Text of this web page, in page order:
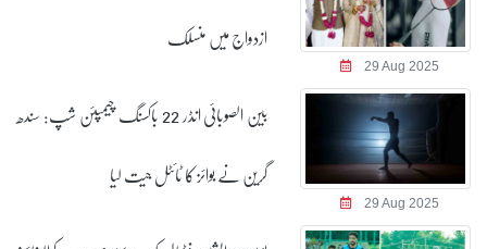
29 Aug 2025
ازدواج میں منسلک
29 Aug 2025
بین الصوبائی انڈر 22 باکسنگ چیمپئن شپ: سندھ
گرین نے بوائز کا ٹائٹل جیت لیا